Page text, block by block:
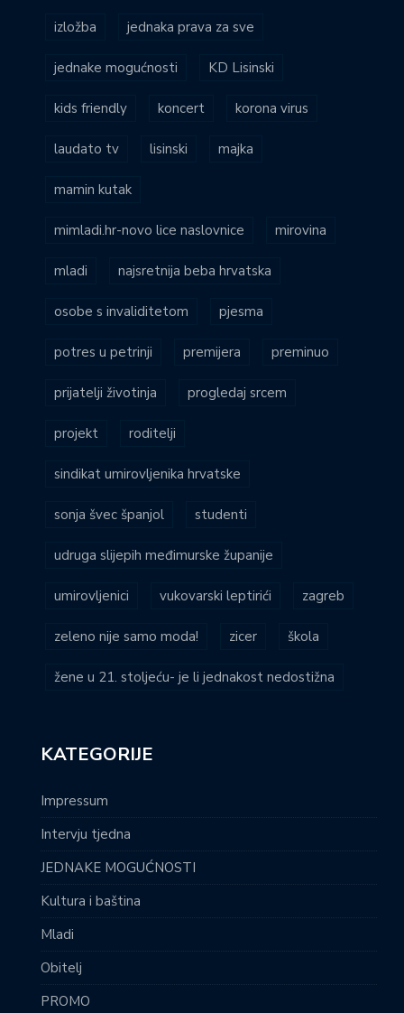
izložba jednaka prava za sve
jednake mogućnosti KD Lisinski
kids friendly koncert korona virus
laudato tv lisinski majka
mamin kutak
mimladi.hr-novo lice naslovnice mirovina
mladi najsretnija beba hrvatska
osobe s invaliditetom pjesma
potres u petrinji premijera preminuo
prijatelji životinja progledaj srcem
projekt roditelji
sindikat umirovljenika hrvatske
sonja švec španjol studenti
udruga slijepih međimurske županije
umirovljenici vukovarski leptirići zagreb
zeleno nije samo moda! zicer škola
žene u 21. stoljeću- je li jednakost nedostižna
KATEGORIJE
Impressum
Intervju tjedna
JEDNAKE MOGUĆNOSTI
Kultura i baština
Mladi
Obitelj
PROMO